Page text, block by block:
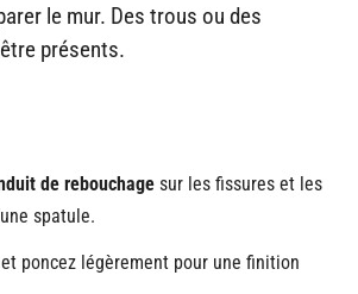
le mur. Des trous ou des
présents.
de rebouchage sur les fissures et les
spatule.
poncez légèrement pour une finition